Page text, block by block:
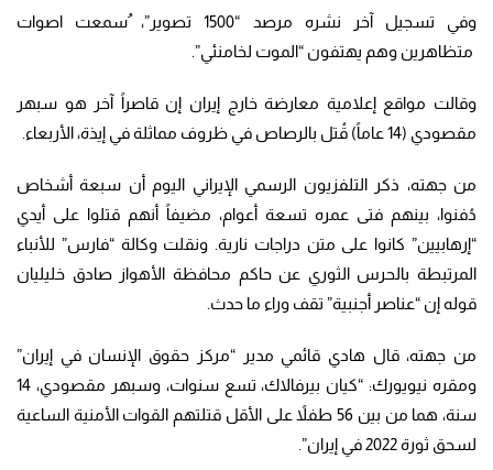
وفي تسجيل آخر نشره مرصد “1500 تصوير”، ُسمعت اصوات
متظاهرين وهم يهتفون “الموت لخامنئي”.
وقالت مواقع إعلامية معارضة خارج إيران إن قاصراً آخر هو سبهر
مقصودي (14 عاماً) قُتل بالرصاص في ظروف مماثلة في إيذة، الأربعاء.
من جهته، ذكر التلفزيون الرسمي الإيراني اليوم أن سبعة أشخاص
دُفنوا، بينهم فتى عمره تسعة أعوام، مضيفاً أنهم قتلوا على أيدي
“إرهابيين” كانوا على متن دراجات نارية. ونقلت وكالة “فارس” للأنباء
المرتبطة بالحرس الثوري عن حاكم محافظة الأهواز صادق خليليان
قوله إن “عناصر أجنبية” تقف وراء ما حدث.
من جهته، قال هادي قائمي مدير “مركز حقوق الإنسان في إيران”
ومقره نيويورك: “كيان بيرفالاك، تسع سنوات، وسبهر مقصودي، 14
سنة، هما من بين 56 طفلاً على الأقل قتلتهم القوات الأمنية الساعية
لسحق ثورة 2022 في إيران”.